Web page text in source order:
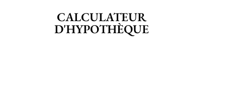
CALCULATEUR
D'HYPOTHÈQUE